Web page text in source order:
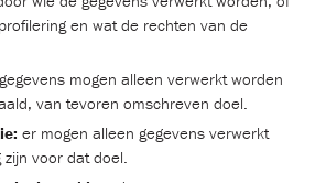
en wat de rechten van de
mogen alleen verwerkt worden
van tevoren omschreven doel.
er mogen alleen gegevens verwerkt
voor dat doel.